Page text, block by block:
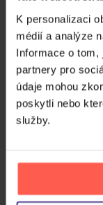
K personalizaci
médií a analýze
Informace o
partnery pro
údaje mohou
poskytli nebo
služby.